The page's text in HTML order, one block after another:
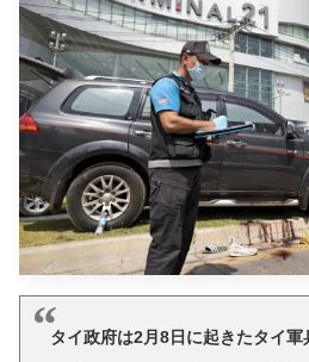
タイ政府は2月8日に起きたタイ